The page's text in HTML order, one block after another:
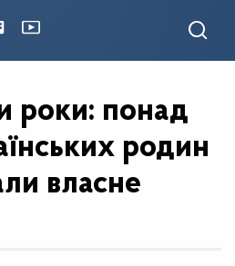
роки: понад
родин
власне